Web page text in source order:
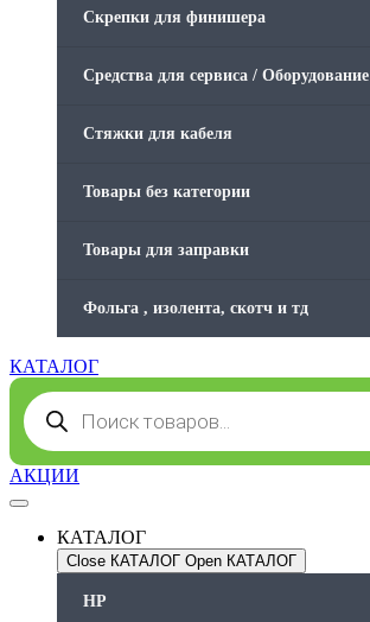
Скрепки для финишера
Средства для сервиса / Оборудование
Стяжки для кабеля
Товары без категории
Товары для заправки
Фольга , изолента, скотч и тд
КАТАЛОГ
Поиск
товаров
АКЦИИ
КАТАЛОГ
Close КАТАЛОГ Open КАТАЛОГ
HP